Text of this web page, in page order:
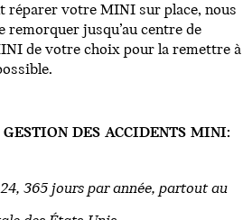
réparer votre MINI sur place, nous
remorquer jusqu’au centre de
de votre choix pour la remettre à
DES ACCIDENTS MINI:
365 jours par année, partout au